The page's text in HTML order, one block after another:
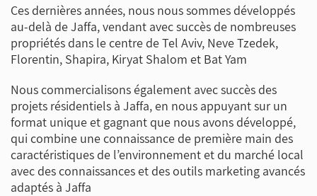
Ces dernières années, nous nous sommes développés
au-delà de Jaffa, vendant avec succès de nombreuses
propriétés dans le centre de Tel Aviv, Neve Tzedek,
Florentin, Shapira, Kiryat Shalom et Bat Yam
Nous commercialisons également avec succès des
projets résidentiels à Jaffa, en nous appuyant sur un
format unique et gagnant que nous avons développé,
qui combine une connaissance de première main des
caractéristiques de l’environnement et du marché local
avec des connaissances et des outils marketing avancés
adaptés à Jaffa